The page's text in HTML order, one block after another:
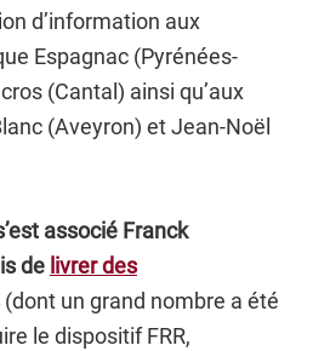
d’information aux
Espagnac (Pyrénées-
(Cantal) ainsi qu’aux
(Aveyron) et Jean-Noël
associé Franck
de livrer des
(dont un grand nombre a été
le dispositif FRR,